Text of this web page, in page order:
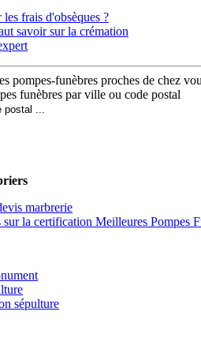
frais d'obsèques ?
savoir sur la crémation
pompes-funèbres proches de chez
funèbres par ville ou code postal
marbrerie
la certification Meilleures Pompes
sépulture